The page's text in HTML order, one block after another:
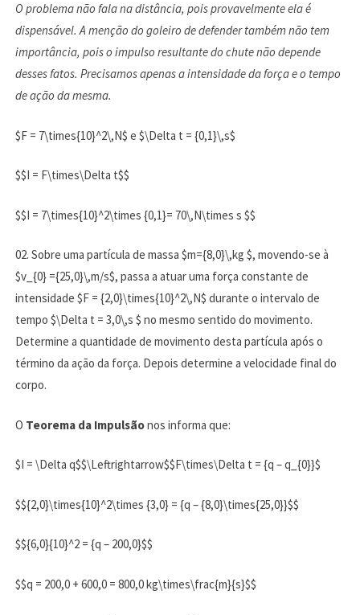
O problema não fala na distância, pois provavelmente ela é
dispensável. A menção do goleiro de defender também não tem
importância, pois o impulso resultante do chute não depende
desses fatos. Precisamos apenas a intensidade da força e o tempo
de ação da mesma.
$F = 7\times{10}^2\,N$ e $\Delta t = {0,1}\,s$
$$I = F\times\Delta t$$
$$I = 7\times{10}^2\times {0,1}= 70\,N\times s $$
02. Sobre uma partícula de massa $m={8,0}\,kg $, movendo-se à
$v_{0} ={25,0}\,m/s$, passa a atuar uma força constante de
intensidade $F = {2,0}\times{10}^2\,N$ durante o intervalo de
tempo $\Delta t = 3,0\,s $ no mesmo sentido do movimento.
Determine a quantidade de movimento desta partícula após o
término da ação da força. Depois determine a velocidade final do
corpo.
O Teorema da Impulsãonos informa que:
$I = \Delta q$$\Leftrightarrow$$F\times\Delta t = {q – q_{0}}$
$${2,0}\times{10}^2\times {3,0} = {q – {8,0}\times{25,0}}$$
$${6,0}{10}^2 = {q – 200,0}$$
$$q = 200,0 + 600,0 = 800,0 kg\times\frac{m}{s}$$